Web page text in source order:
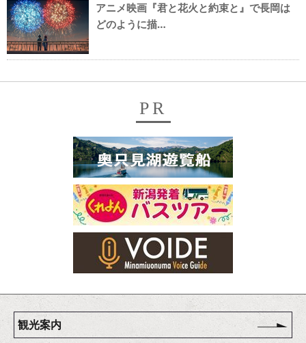
アニメ映画『君と花火と約束と』で長岡は
どのように描…
PR
観光案内